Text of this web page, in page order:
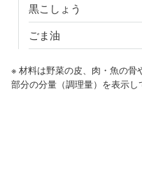
黒こしょう
ごま油
※ 材料は野菜の皮、肉・魚の骨
部分の分量（調理量）を表示し